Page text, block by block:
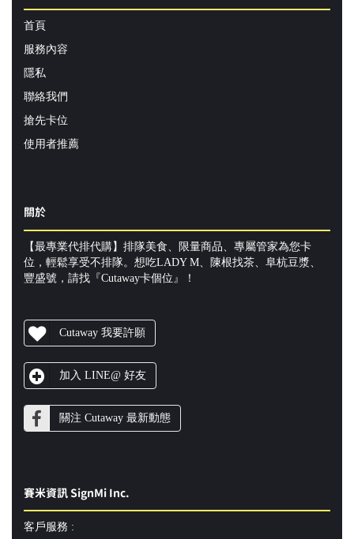
首頁
服務內容
隱私
聯絡我們
搶先卡位
使用者推薦
關於
【最專業代排代購】排隊美食、限量商品、專屬管家為您卡
位，輕鬆享受不排隊。想吃LADY M、陳根找茶、阜杭豆漿、
豐盛號，請找『Cutaway卡個位』！
Cutaway 我要許願
加入 LINE@ 好友
關注 Cutaway 最新動態
賽米資訊 SignMi Inc.
客戶服務 :